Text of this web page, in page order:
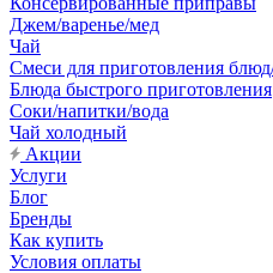
Джем/варенье/мед
Чай
Смеси для приготовления
Блюда быстрого приготовления
Соки/напитки/вода
Чай холодный
Акции
Услуги
Блог
Бренды
Как купить
Условия оплаты